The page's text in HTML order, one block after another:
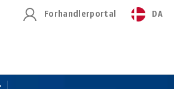
Forhandlerportal DA